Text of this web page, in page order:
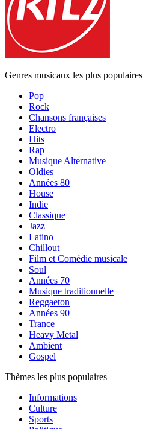
Genres musicaux les plus populaires
Pop
Rock
Chansons françaises
Electro
Hits
Rap
Musique Alternative
Oldies
Années 80
House
Indie
Classique
Jazz
Latino
Chillout
Film et Comédie musicale
Soul
Années 70
Musique traditionnelle
Reggaeton
Années 90
Trance
Heavy Metal
Ambient
Gospel
Thèmes les plus populaires
Informations
Culture
Sports